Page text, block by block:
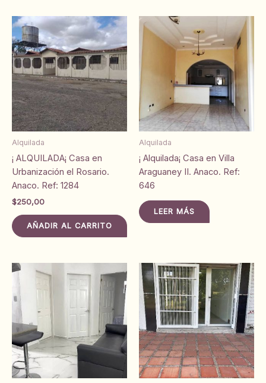
Alquilada
¡ ALQUILADA¡ Casa en
Urbanización el Rosario.
Anaco. Ref: 1284
$250,00
AÑADIR AL CARRITO
Alquilada
¡ Alquilada¡ Casa en Villa
Araguaney II. Anaco. Ref:
646
LEER MÁS